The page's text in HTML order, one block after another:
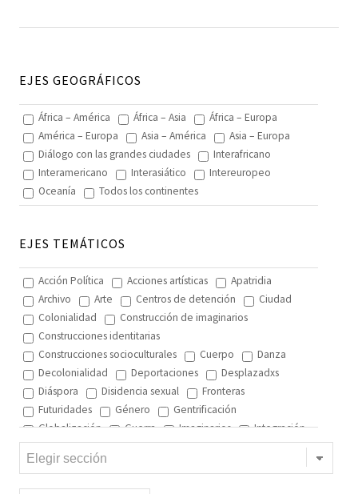
EJES GEOGRÁFICOS
África – América África – Asia
África – Europa
América – Europa
Asia – América
Asia – Europa
Diálogo con las grandes ciudades
Interafricano
Interamericano
Interasiático
Intereuropeo
Oceanía
Todos los continentes
EJES TEMÁTICOS
Acción Política Acciones artísticas
Apatridia
Archivo
Arte Centros de detención
Ciudad
Colonialidad
Construcción de imaginarios
Construcciones identitarias
Construcciones socioculturales
Cuerpo
Danza
Decolonialidad
Deportaciones
Desplazadxs
Diáspora
Disidencia sexual
Fronteras
Futuridades
Género
Gentrificación
Globalización
Guerra Imaginarios
Integración
Interculturalidad
Interculturalidad en el arte
Interculturalidad en la música